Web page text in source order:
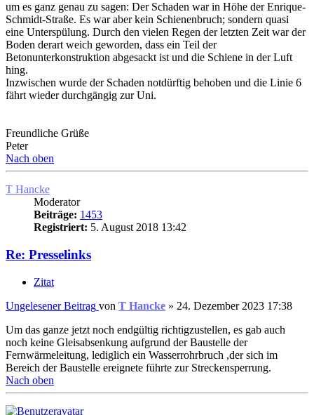
um es ganz genau zu sagen: Der Schaden war in Höhe der Enrique-
Schmidt-Straße. Es war aber kein Schienenbruch; sondern quasi
eine Unterspülung. Durch den vielen Regen der letzten Zeit war der
Boden derart weich geworden, dass ein Teil der
Betonunterkonstruktion abgesackt ist und die Schiene in der Luft
hing.
Inzwischen wurde der Schaden notdürftig behoben und die Linie 6
fährt wieder durchgängig zur Uni.
Freundliche Grüße
Peter
Nach oben
T Hancke
Moderator
Beiträge: 1453
Registriert: 5. August 2018 13:42
Re: Presselinks
Zitat
Ungelesener Beitrag von T Hancke » 24. Dezember 2023 17:38
Um das ganze jetzt noch endgültig richtigzustellen, es gab auch
noch keine Gleisabsenkung aufgrund der Baustelle der
Fernwärmeleitung, lediglich ein Wasserrohrbruch ,der sich im
Bereich der Baustelle ereignete führte zur Streckensperrung.
Nach oben